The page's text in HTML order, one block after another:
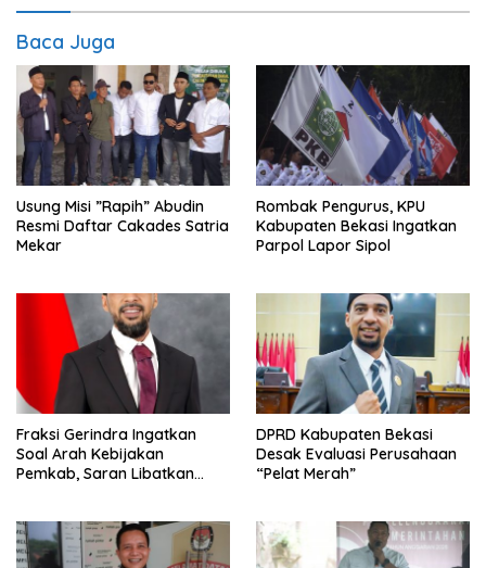
Baca Juga
Usung Misi ”Rapih” Abudin
Resmi Daftar Cakades Satria
Mekar
Rombak Pengurus, KPU
Kabupaten Bekasi Ingatkan
Parpol Lapor Sipol
Fraksi Gerindra Ingatkan
Soal Arah Kebijakan
Pemkab, Saran Libatkan
DPRD Kabupaten Bekasi
Desak Evaluasi Perusahaan
“Pelat Merah”